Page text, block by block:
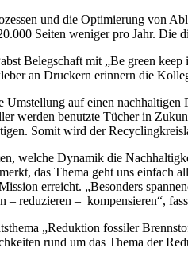
und die Optimierung von
Seiten weniger pro Jahr. Die
Belegschaft mit „Be green
an Druckern erinnern die
Umstellung auf einen
werden benutzte Tücher in
Somit wird der
welche Dynamik die
das Thema geht uns einfach
erreicht. „Besonders
– reduzieren – kompensieren“,
„Reduktion fossiler
rund um das Thema der